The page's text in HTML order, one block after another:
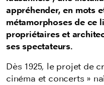
appréhender, en mots
métamorphoses de ce
propriétaires et
ses spectateurs.
Dès 1925, le projet de
cinéma et concerts »